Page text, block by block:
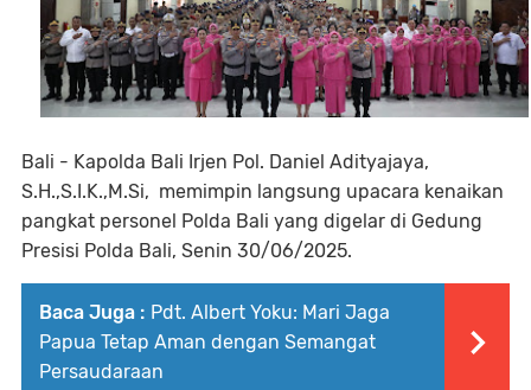
Bali - Kapolda Bali Irjen Pol. Daniel Adityajaya,
S.H.,S.I.K.,M.Si, memimpin langsung upacara kenaikan
pangkat personel Polda Bali yang digelar di Gedung
Presisi Polda Bali, Senin 30/06/2025.
Baca Juga : Pdt. Albert Yoku: Mari Jaga
Papua Tetap Aman dengan Semangat
Persaudaraan